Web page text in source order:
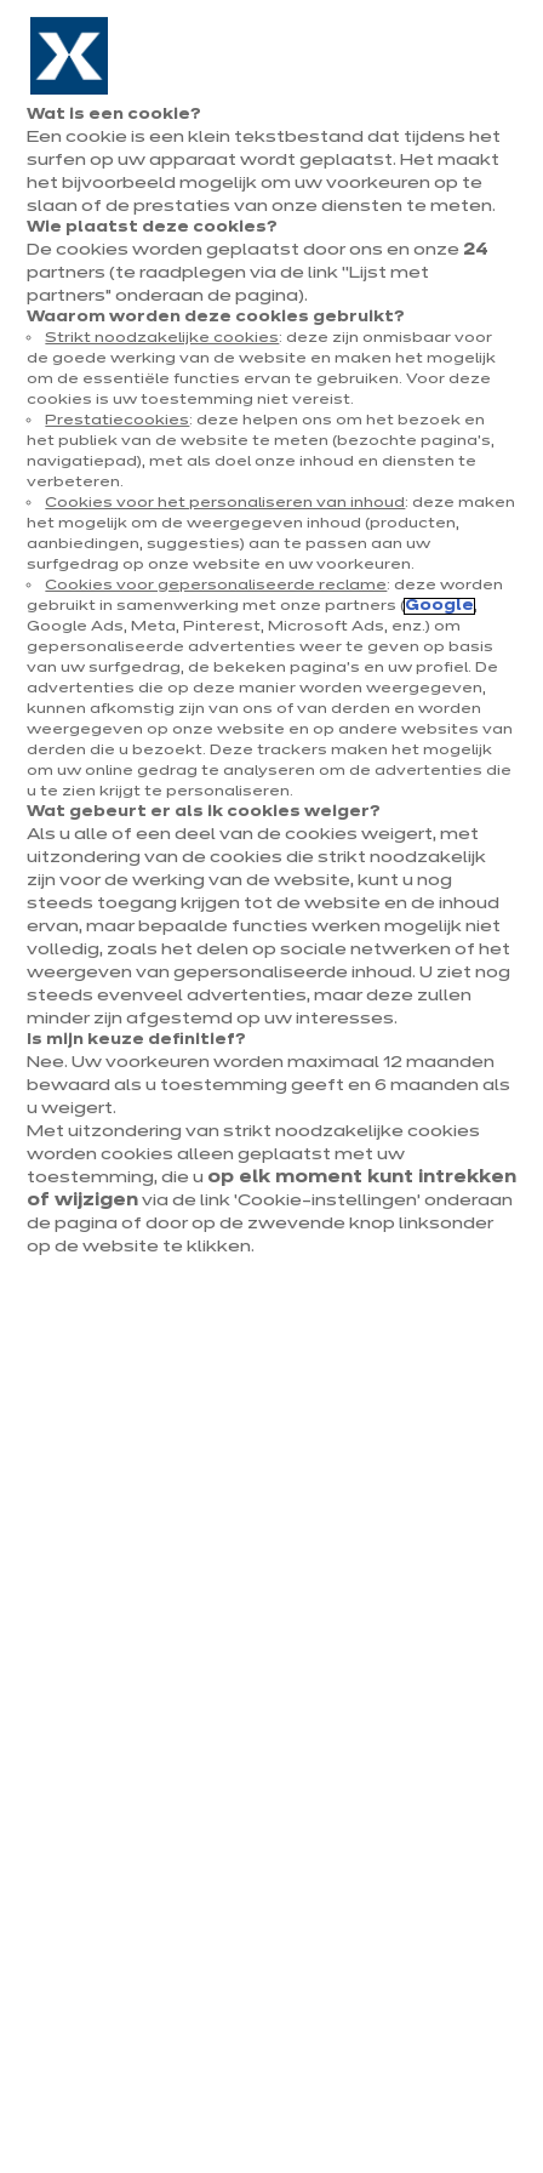
Naar de navigatie gaan
Naar de hoofdinhoud gaan
Menu
openen
winkels
Afspraak
maken
Gepubliceerd op 17 februari 2021
Het laminaat
werkblad. Wat moet
je weten?
Wat is dat juist, een laminaat
werkblad?
Wat is een cookie?
Een cookie is een klein tekstbestand dat tijdens het
surfen op uw apparaat wordt geplaatst. Het maakt
het bijvoorbeeld mogelijk om uw voorkeuren op te
slaan of de prestaties van onze diensten te meten.
Wie plaatst deze cookies?
De cookies worden geplaatst door ons en onze 24
partners (te raadplegen via de link “Lijst met
partners” onderaan de pagina).
Waarom worden deze cookies gebruikt?
Strikt noodzakelijke cookies: deze zijn onmisbaar voor
de goede werking van de website en maken het mogelijk
om de essentiële functies ervan te gebruiken. Voor deze
cookies is uw toestemming niet vereist.
Prestatiecookies: deze helpen ons om het bezoek en
het publiek van de website te meten (bezochte pagina's,
navigatiepad), met als doel onze inhoud en diensten te
verbeteren.
Cookies voor het personaliseren van inhoud : deze maken
het mogelijk om de weergegeven inhoud (producten,
aanbiedingen, suggesties) aan te passen aan uw
surfgedrag op onze website en uw voorkeuren.
Cookies voor gepersonaliseerde reclame: deze worden
gebruikt in samenwerking met onze partners (Google,
Google Ads, Meta, Pinterest, Microsoft Ads, enz.) om
gepersonaliseerde advertenties weer te geven op basis
van uw surfgedrag, de bekeken pagina's en uw profiel. De
advertenties die op deze manier worden weergegeven,
kunnen afkomstig zijn van ons of van derden en worden
weergegeven op onze website en op andere websites van
derden die u bezoekt. Deze trackers maken het mogelijk
om uw online gedrag te analyseren om de advertenties die
u te zien krijgt te personaliseren.
Wat gebeurt er als ik cookies weiger?
Als u alle of een deel van de cookies weigert, met
uitzondering van de cookies die strikt noodzakelijk
zijn voor de werking van de website, kunt u nog
steeds toegang krijgen tot de website en de inhoud
ervan, maar bepaalde functies werken mogelijk niet
volledig, zoals het delen op sociale netwerken of het
weergeven van gepersonaliseerde inhoud. U ziet nog
steeds evenveel advertenties, maar deze zullen
minder zijn afgestemd op uw interesses.
Is mijn keuze definitief?
Nee. Uw voorkeuren worden maximaal 12 maanden
bewaard als u toestemming geeft en 6 maanden als
u weigert.
Met uitzondering van strikt noodzakelijke cookies
worden cookies alleen geplaatst met uw
toestemming, die u op elk moment kunt intrekken
of wijzigen via de link ‘Cookie-instellingen’ onderaan
de pagina of door op de zwevende knop linksonder
op de website te klikken.